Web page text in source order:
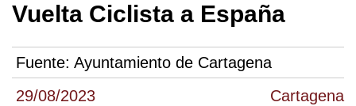
29/08/2023 Cartagena
Vuelta Ciclista a España
Fuente: Ayuntamiento de Cartagena